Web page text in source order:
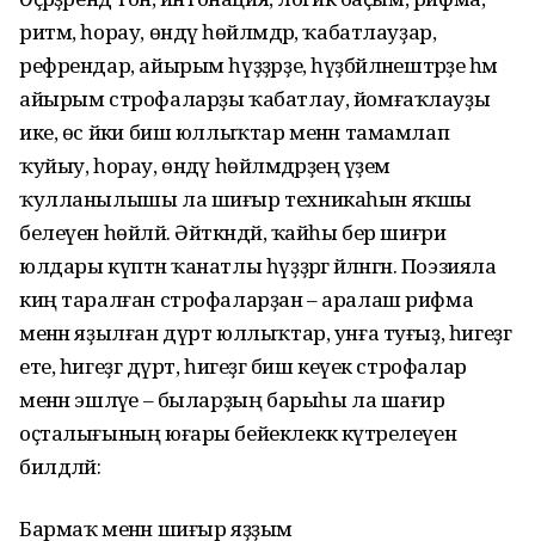
ритм, һорау, өндәү һөйләмдәр, ҡабатлауҙар,
рефрендар, айырым һүҙҙәрҙе, һүҙбәйләнештәрҙе һәм
айырым строфаларҙы ҡабатлау, йомғаҡлауҙы
ике, өс йәки биш юллыҡтар менән тамамлап
ҡуйыу, һорау, өндәү һөйләмдәрҙең әүҙем
ҡулланылышы ла шиғыр техникаһын яҡшы
белеүен һөйләй. Әйткәндәй, ҡайһы бер шиғри
юлдары күптән ҡанатлы һүҙҙәргә әйләнгән. Поэзияла
киң таралған строфаларҙан – аралаш рифма
менән яҙылған дүрт юллыҡтар, унға туғыҙ, һигеҙгә
ете, һигеҙгә дүрт, һигеҙгә биш кеүек строфалар
менән эшләүе – быларҙың барыһы ла шағир
оҫталығының юғары бейеклеккә күтәрелеүен
билдәләй:
Бармаҡ менән шиғыр яҙҙым